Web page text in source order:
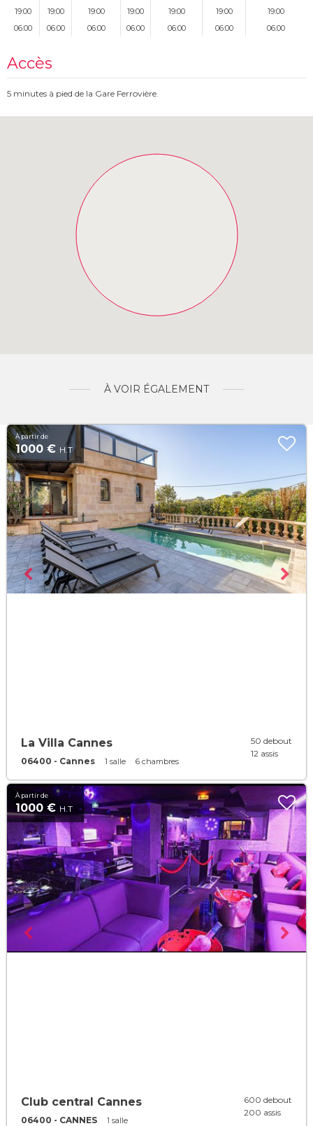
19:00 19:00 19:00 19:00 19:00 19:00
19:00
06:00
06:00 06:00 06:00 06:00 06:00 06:00
Accès
5 minutes à pied de la Gare Ferrovière.
À VOIR ÉGALEMENT
À partir de
1000 € H.T
La Villa Cannes
06400 - Cannes 1 salle 6 chambres
50 debout
12 assis
À partir de
1000 € H.T
Club central Cannes
06400 - CANNES 1 salle
600 debout
200 assis